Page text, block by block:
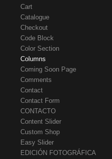
Cart
Catalogue
Checkout
Code Block
Color Section
Columns
Coming Soon Page
Comments
Contact
Contact Form
CONTACTO
Content Slider
Custom Shop
Easy Slider
EDICIÓN FOTOGRÁFICA